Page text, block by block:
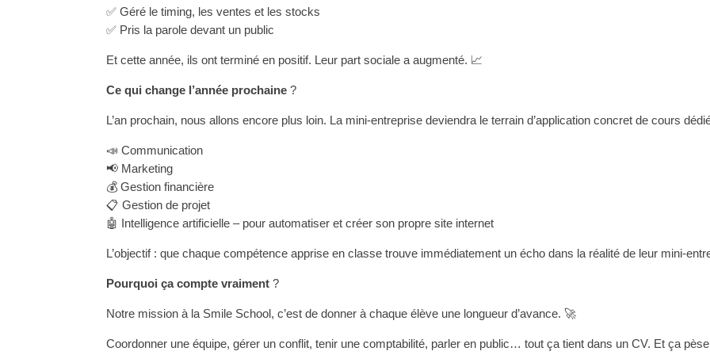
✅ Géré le timing, les ventes et les stocks
✅ Pris la parole devant un public
Et cette année, ils ont terminé en positif. Leur part sociale a augmenté. 📈
Ce qui change l’année prochaine ?
L’an prochain, nous allons encore plus loin. La mini-entreprise deviendra le terrain d’application concret de cours
📣 Communication
📢 Marketing
💰 Gestion financière
📋 Gestion de projet
🤖 Intelligence artificielle – pour automatiser et créer son propre site internet
L’objectif : que chaque compétence apprise en classe trouve immédiatement un écho dans la réalité de leur mini-
Pourquoi ça compte vraiment ?
Notre mission à la Smile School, c’est de donner à chaque élève une longueur d’avance. 🚀
Coordonner une équipe, gérer un conflit, tenir une comptabilité, parler en public… tout ça tient dans un CV. Et ça